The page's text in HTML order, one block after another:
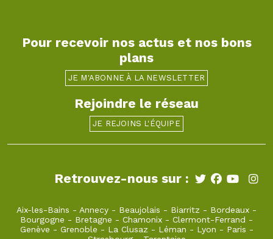
Pour recevoir nos actus et nos bons
plans
JE M'ABONNE À LA NEWSLETTER
Rejoindre le réseau
JE REJOINS L'ÉQUIPE
Retrouvez-nous sur :
Aix-les-Bains - Annecy - Beaujolais - Biarritz - Bordeaux -
Bourgogne - Bretagne - Chamonix - Clermont-Ferrand -
Genève - Grenoble - La Clusaz - Léman - Lyon - Paris -